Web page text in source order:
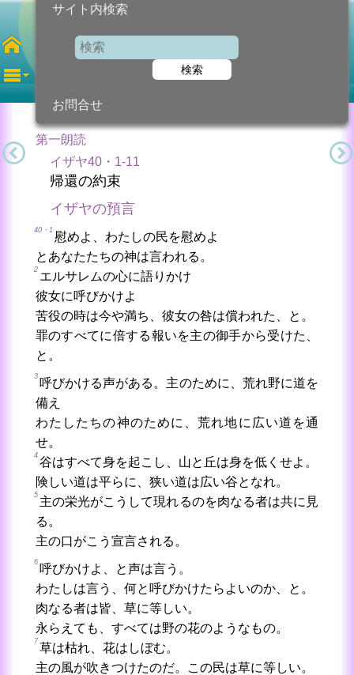
サイト内検索
検索
お問合せ
第2火曜日待降節
第一朗読
イザヤ40・1-11
帰還の約束
イザヤの預言
40・1
慰めよ、わたしの民を慰めよ
とあなたたちの神は言われる。
2
エルサレムの心に語りかけ
彼女に呼びかけよ
苦役の時は今や満ち、彼女の咎は償われた、と。
罪のすべてに倍する報いを主の御手から受けた、
と。
3
呼びかける声がある。主のために、荒れ野に道を
備え
わたしたちの神のために、荒れ地に広い道を通
せ。
4
谷はすべて身を起こし、山と丘は身を低くせよ。
険しい道は平らに、狭い道は広い谷となれ。
5
主の栄光がこうして現れるのを肉なる者は共に見
る。
主の口がこう宣言される。
6
呼びかけよ、と声は言う。
わたしは言う、何と呼びかけたらよいのか、と。
肉なる者は皆、草に等しい。
永らえても、すべては野の花のようなもの。
7
草は枯れ、花はしぼむ。
主の風が吹きつけたのだ。この民は草に等しい。